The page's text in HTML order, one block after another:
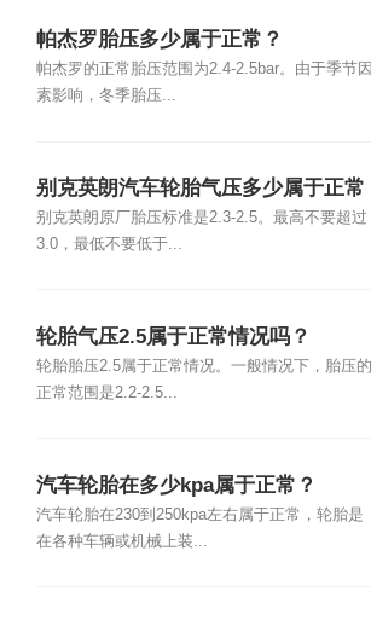
帕杰罗胎压多少属于正常？
帕杰罗的正常胎压范围为2.4-2.5bar。由于季节因
素影响，冬季胎压...
别克英朗汽车轮胎气压多少属于正常
范围？
别克英朗原厂胎压标准是2.3-2.5。最高不要超过
3.0，最低不要低于...
轮胎气压2.5属于正常情况吗？
轮胎胎压2.5属于正常情况。一般情况下，胎压的
正常范围是2.2-2.5...
汽车轮胎在多少kpa属于正常？
汽车轮胎在230到250kpa左右属于正常，轮胎是
在各种车辆或机械上装...